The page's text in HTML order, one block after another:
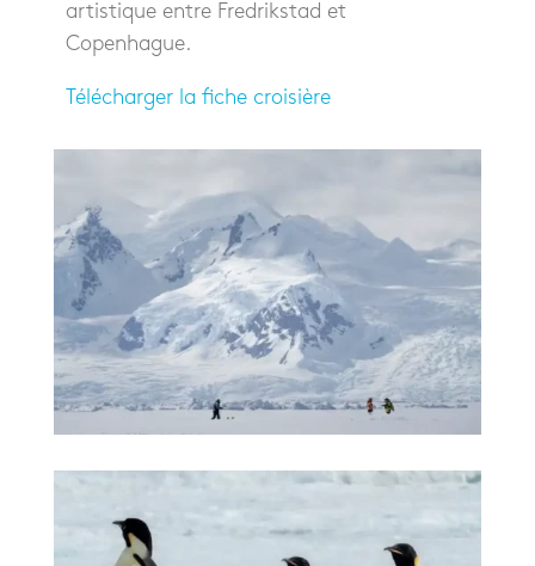
artistique entre Fredrikstad et
Copenhague.
Télécharger la fiche croisière